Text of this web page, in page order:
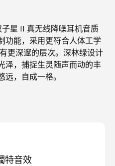
星 II 真无线降噪耳机音质
功能，采用更符合人体工学
更深邃的层次。深林绿设计
泽，捕捉生灵随声而动的丰
，自成一格。
特音效